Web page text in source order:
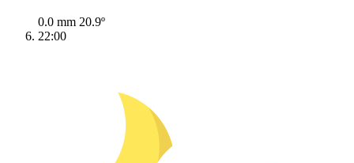
0.0 mm 20.9º
22:00